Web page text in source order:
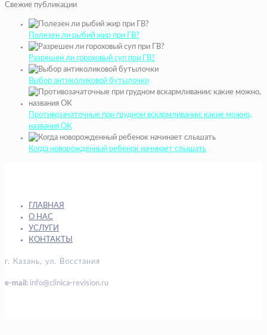
Свежие публикации
Полезен ли рыбий жир при ГВ?
Разрешен ли гороховый суп при ГВ?
Выбор антиколиковой бутылочки
Противозачаточные при грудном вскармливании: какие можно,
названия ОК
Когда новорожденный ребенок начинает слышать
ГЛАВНАЯ
О НАС
УСЛУГИ
КОНТАКТЫ
г. Казань, ул. Восстания
e-mail: info@clinica-revision.ru